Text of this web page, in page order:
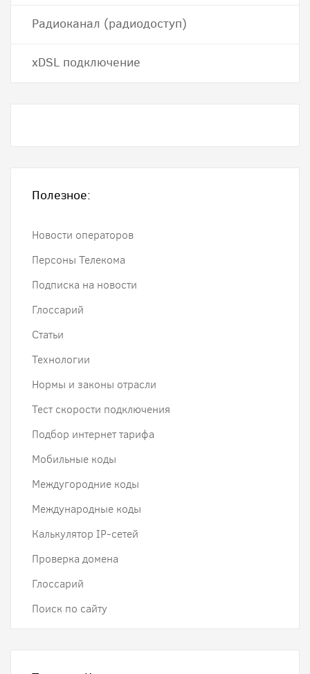
Радиоканал (радиодоступ)
хDSL подключение
Полезное:
Новости операторов
Персоны Телекома
Подписка на новости
Глоссарий
Статьи
Технологии
Нормы и законы отрасли
Тест скорости подключения
Подбор интернет тарифа
Мобильные коды
Междугородние коды
Международные коды
Калькулятор IP-сетей
Проверка домена
Глоссарий
Поиск по сайту